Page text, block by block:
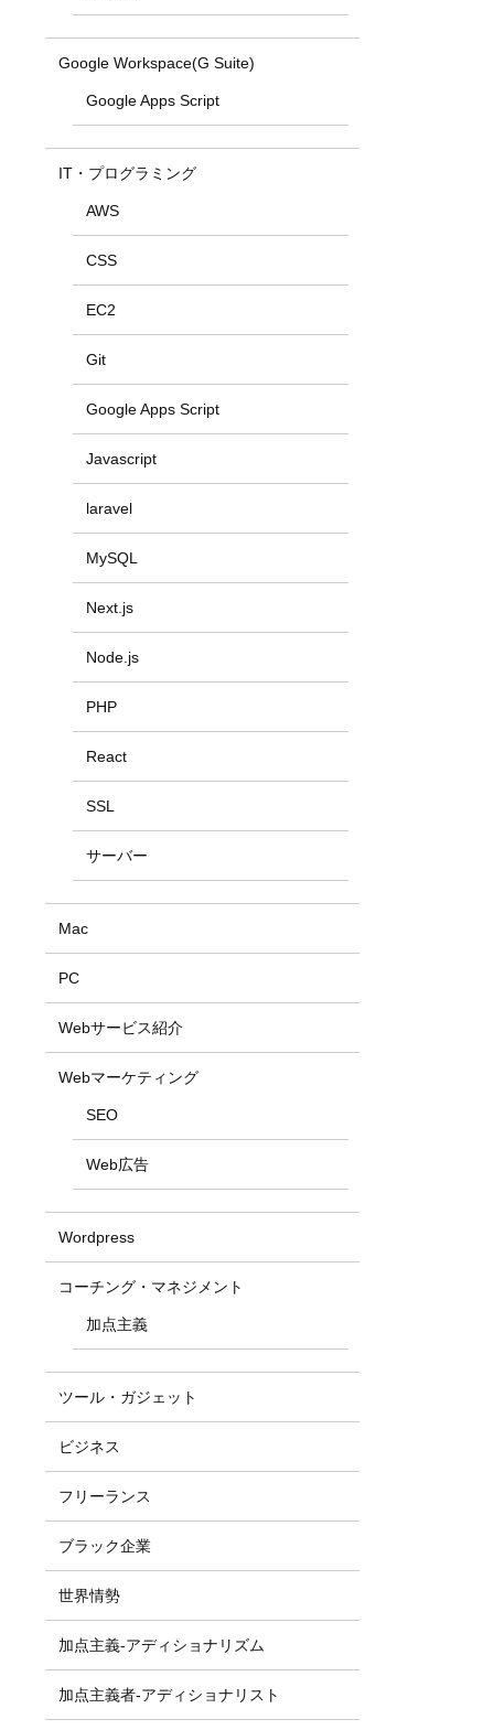
Google Workspace(G Suite)
Google Apps Script
IT・プログラミング
AWS
CSS
EC2
Git
Google Apps Script
Javascript
laravel
MySQL
Next.js
Node.js
PHP
React
SSL
サーバー
Mac
PC
Webサービス紹介
Webマーケティング
SEO
Web広告
Wordpress
コーチング・マネジメント
加点主義
ツール・ガジェット
ビジネス
フリーランス
ブラック企業
世界情勢
加点主義-アディショナリズム
加点主義者-アディショナリスト